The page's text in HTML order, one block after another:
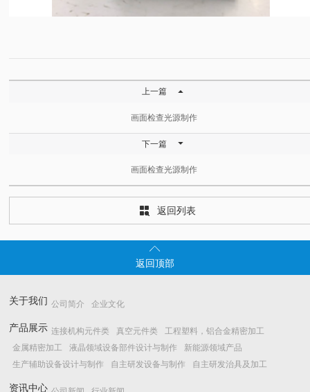
上一篇 
画面检查光源制作
下一篇 
画面检查光源制作
 返回列表

返回顶部
关于我们 公司简介 企业文化
产品展示 连接机构元件类 真空元件类
工程塑料，铝合金精密加工
金属精密加工
液晶领域设备部件设计与制作
新能源领域产品
生产辅助设备设计与制作
自主研发设备与制作 自主研发治具及加工
资讯中心